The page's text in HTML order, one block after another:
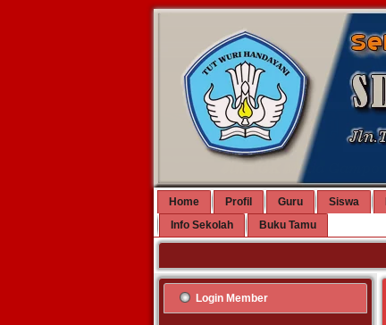
Home Profil Guru Siswa
Info Sekolah
Buku Tamu
Login Member